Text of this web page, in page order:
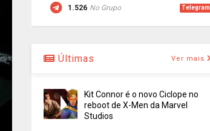
1.526 No Grupo Telegram
Últimas Ver mais
Kit Connor é o novo Ciclope no
reboot de X-Men da Marvel
Studios